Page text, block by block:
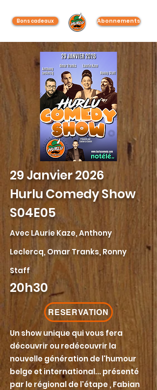
Bons cadeaux Abonnements
29 Janvier 2026
Hurlu Comedy Show
S04E05
Avec LAurie Kaze, Anthony
Leclercq, Omar Tranks, Ronny
Staff
20h30
RESERVATION
Un show unique qui vous fera
découvrir ou redécouvrir la
nouvelle génération de l'humour
belge et international... présenté
par le régional de l'étape , Fabian